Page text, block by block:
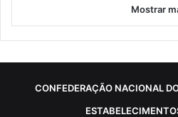
Mostrar
CONFEDERAÇÃO NACIONAL